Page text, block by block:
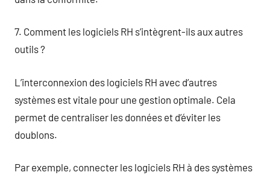
7. Comment les logiciels RH s’intègrent-ils aux autres
outils ?
L’interconnexion des logiciels RH avec d’autres
systèmes est vitale pour une gestion optimale. Cela
permet de centraliser les données et d’éviter les
doublons.
Par exemple, connecter les logiciels RH à des systèmes